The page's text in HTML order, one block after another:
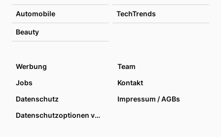
Automobile TechTrends
Beauty
Werbung
Team
Jobs
Kontakt
Datenschutz
Impressum / AGBs
Datenschutzoptionen verwalten